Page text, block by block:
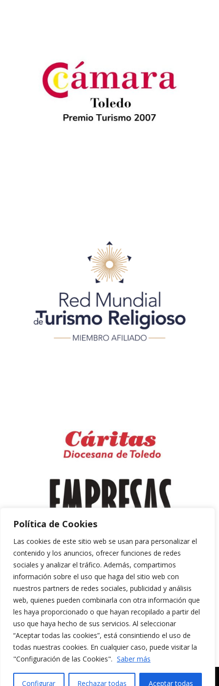
Política de Cookies
Las cookies de este sitio web se usan para personalizar el
contenido y los anuncios, ofrecer funciones de redes
sociales y analizar el tráfico. Además, compartimos
información sobre el uso que haga del sitio web con
nuestros partners de redes sociales, publicidad y análisis
web, quienes pueden combinarla con otra información que
les haya proporcionado o que hayan recopilado a partir del
uso que haya hecho de sus servicios. Al seleccionar
“Aceptar todas las cookies”, está consintiendo el uso de
todas nuestras cookies. En cualquier caso, puede visitar la
"Configuración de las Cookies". Saber más
Configurar Rechazar todas Aceptar todas
Aviso Legal y Política de Privacidad
Política de Cookies
MERAKI CULTURA AUDIOVISUAL. Todos los